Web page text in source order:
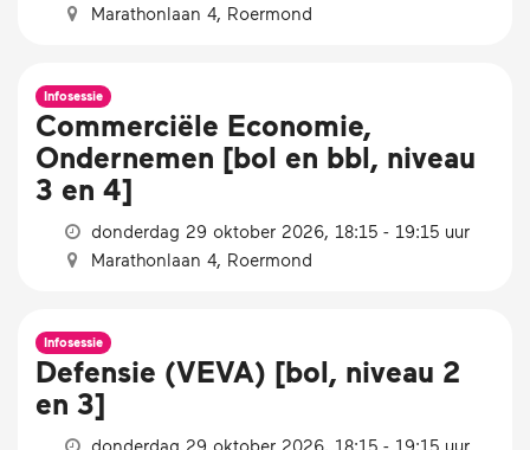
Marathonlaan 4, Roermond
Infosessie
Commerciële Economie,
Ondernemen [bol en bbl, niveau
3 en 4]
donderdag 29 oktober 2026, 18:15 - 19:15 uur
Marathonlaan 4, Roermond
Infosessie
Defensie (VEVA) [bol, niveau 2
en 3]
donderdag 29 oktober 2026, 18:15 - 19:15 uur